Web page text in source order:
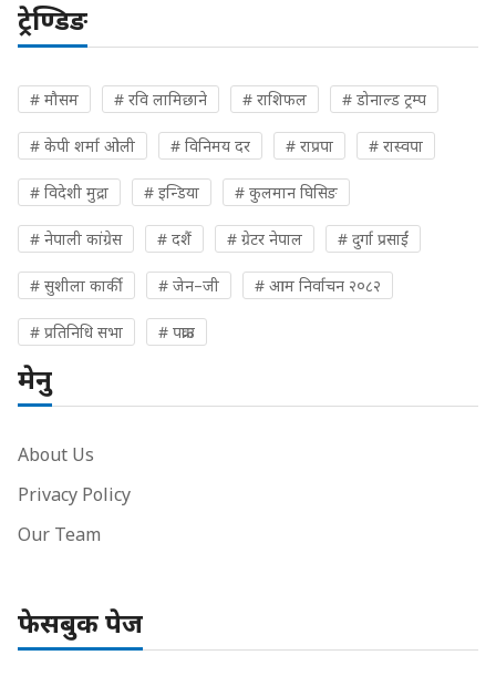
ट्रेण्डिङ
# मौसम # रवि लामिछाने # राशिफल # डोनाल्ड ट्रम्प
# केपी शर्मा ओली # विनिमय दर # राप्रपा # रास्वपा
# विदेशी मुद्रा # इन्डिया # कुलमान घिसिङ
# नेपाली कांग्रेस # दशैं # ग्रेटर नेपाल # दुर्गा प्रसाईं
# सुशीला कार्की # जेन–जी # आम निर्वाचन २०८२
# प्रतिनिधि सभा # पक्राउ
मेनु
About Us
Privacy Policy
Our Team
फेसबुक पेज